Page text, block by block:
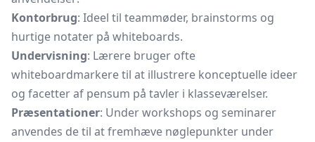
Kontorbrug: Ideel til teammøder, brainstorms og
hurtige notater på whiteboards.
Undervisning: Lærere bruger ofte
whiteboardmarkere til at illustrere konceptuelle ideer
og facetter af pensum på tavler i klasseværelser.
Præsentationer: Under workshops og seminarer
anvendes de til at fremhæve nøglepunkter under